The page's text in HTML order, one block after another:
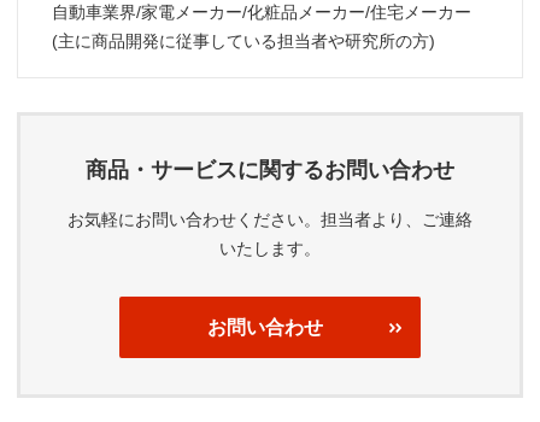
自動車業界/家電メーカー/化粧品メーカー/住宅メーカー
(主に商品開発に従事している担当者や研究所の方)
商品・サービスに関するお問い合わせ
お気軽にお問い合わせください。担当者より、ご連絡
いたします。
お問い合わせ